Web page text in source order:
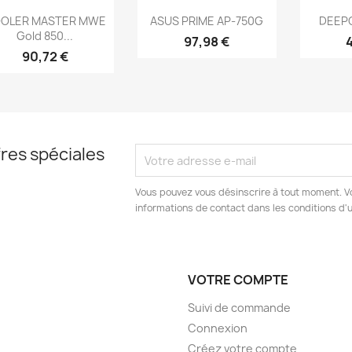
Aperçu rapide
MASTER MWE
Gold 850...
90,72 €
Aperçu rapide
ASUS PRIME AP-750G
97,98 €

spéciales
Vous pouvez vous désinscrire à tout moment.
informations de contact dans les conditions
VOTRE COMPTE
Suivi de commande
Connexion
Créez votre compte